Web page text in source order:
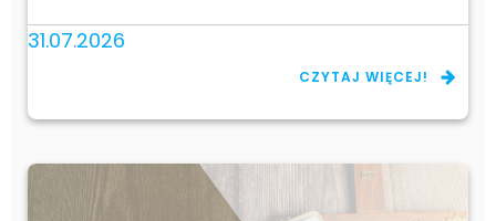
31.07.2026
CZYTAJ WIĘCEJ!